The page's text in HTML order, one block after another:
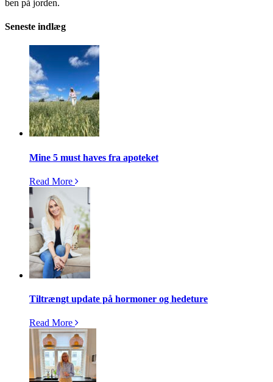
ben på jorden.
Seneste indlæg
Mine 5 must haves fra apoteket
Read More
Tiltrængt update på hormoner og hedeture
Read More